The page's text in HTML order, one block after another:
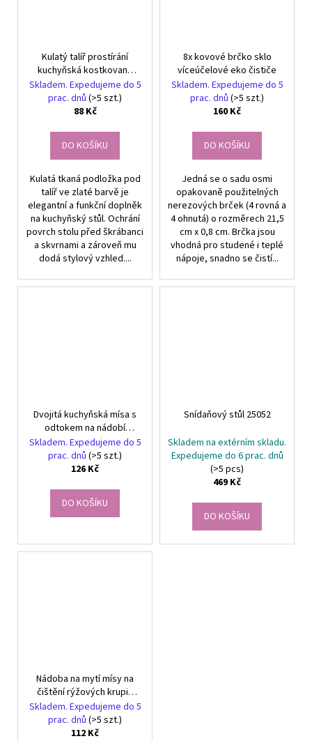
Kulatý talíř prostírání
kuchyňská kostkovaná
podložka na stůl krémová
Skladem. Expedujeme do 5
prac. dnů (>5 szt.)
88 Kč
DO KOŠÍKU
Kulatá tkaná podložka pod
talíř ve zlaté barvě je
elegantní a funkční doplněk
na kuchyňský stůl. Ochrání
povrch stolu před škrábanci
a skvrnami a zároveň mu
dodá stylový vzhled....
8x kovové brčko sklo
víceúčelové eko čističe
Skladem. Expedujeme do 5
prac. dnů (>5 szt.)
160 Kč
DO KOŠÍKU
Jedná se o sadu osmi
opakovaně použitelných
nerezových brček (4 rovná a
4 ohnutá) o rozměrech 21,5
cm x 0,8 cm. Brčka jsou
vhodná pro studené i teplé
nápoje, snadno se čistí...
Dvojitá kuchyňská mísa s
odtokem na nádobí
zelenina ovoce plast
Skladem. Expedujeme do 5
prac. dnů (>5 szt.)
126 Kč
DO KOŠÍKU
Snídaňový stůl 25052
Skladem na extérním skladu.
Expedujeme do 6 prac. dnů
(>5 pcs)
469 Kč
DO KOŠÍKU
Nádoba na mytí mísy na
čištění rýžových krupic
sítko na zrna
Skladem. Expedujeme do 5
prac. dnů (>5 szt.)
112 Kč